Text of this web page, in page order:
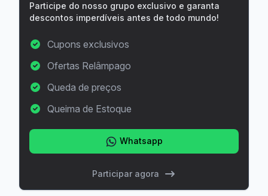
Participe do nosso grupo exclusivo e garanta
descontos imperdíveis antes de todo mundo!
Cupons exclusivos
Ofertas Relâmpago
Queda de preços
Queima de Estoque
Whatsapp
Participar agora